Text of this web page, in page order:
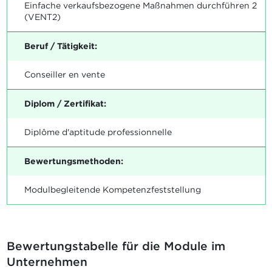
Einfache verkaufsbezogene Maßnahmen durchführen 2
(VENT2)
Beruf / Tätigkeit:
Conseiller en vente
Diplom / Zertifikat:
Diplôme d'aptitude professionnelle
Bewertungsmethoden:
Modulbegleitende Kompetenzfeststellung
Bewertungstabelle für die Module im
Unternehmen